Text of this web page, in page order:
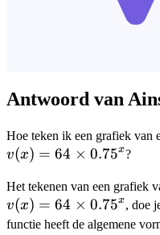
Antwoord van
Hoe teken ik een grafiek van
v(x) = 64 × 0.75x?
Het tekenen van een grafiek
v(x) = 64 × 0.75x, doe
functie heeft de algemene